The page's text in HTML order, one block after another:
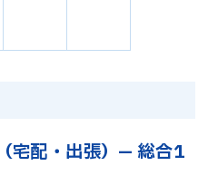
宅配・出張）— 総合1